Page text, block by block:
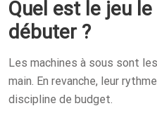
Quel est le jeu
débuter ?
Les machines à sous sont
main. En revanche, leur
discipline de budget.